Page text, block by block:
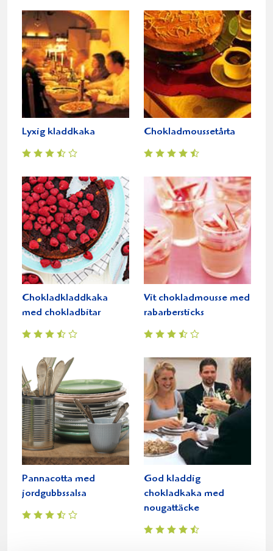
Lyxig kladdkaka Chokladmoussetårta
Chokladkladdkaka
med chokladbitar
Vit chokladmousse med
rabarbersticks
Pannacotta med
jordgubbssalsa
God kladdig
chokladkaka med
nougattäcke